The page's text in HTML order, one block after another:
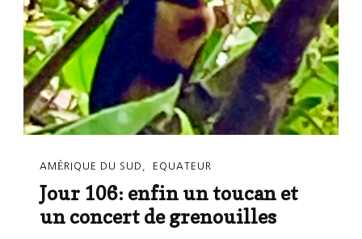
AMÉRIQUE DU SUD EQUATEUR
Jour 106: enfin un toucan et
un concert de grenouilles